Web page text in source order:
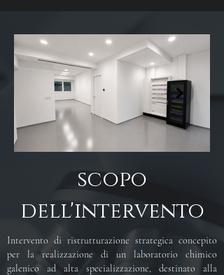
scopo
dell'intervento
Intervento di ristrutturazione strategica concepito
per la realizzazione di un laboratorio chimico
galenico ad alta specializzazione, destinato alla